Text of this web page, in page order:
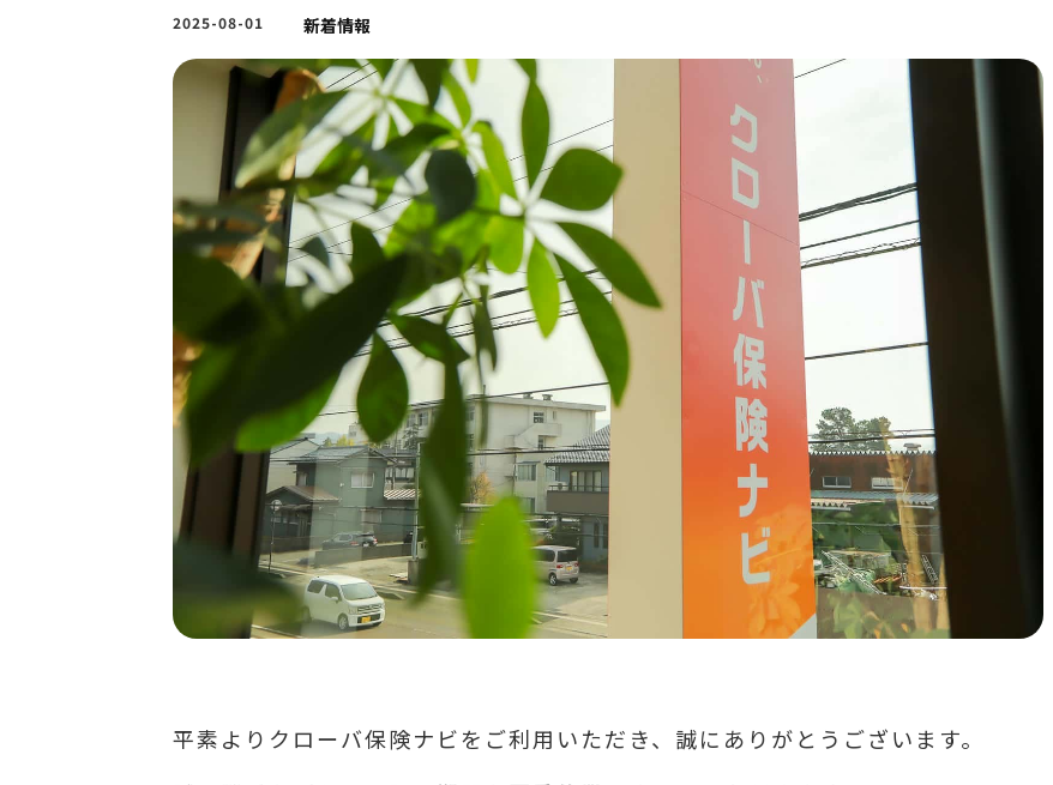
2025-08-01 新着情報
平素よりクローバ保険ナビをご利用いただき、誠にありがとうございます。